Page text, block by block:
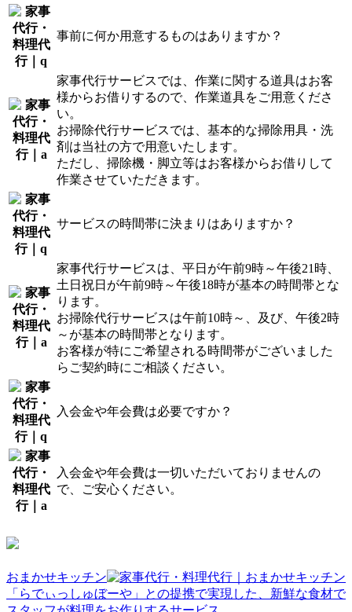
事前に何か用意するものはありますか？
家事代行サービスでは、作業に関する道具はお客
様からお借りするので、作業道具をご用意くださ
い。
お掃除代行サービスでは、基本的な掃除用具・洗
剤は当社の方で用意いたします。
ただし、掃除機・脚立等はお客様からお借りして
作業させていただきます。
サービスの時間帯に決まりはありますか？
家事代行サービスは、平日が午前9時～午後21時、
土日祝日が午前9時～午後18時が基本の時間帯とな
ります。
お掃除代行サービスは午前10時～、及び、午後2時
～が基本の時間帯となります。
お客様が特にご希望される時間帯がございました
らご契約時にご相談ください。
入会金や年会費は必要ですか？
入会金や年会費は一切いただいておりませんの
で、ご安心ください。
おまかせキッチン
「らでぃっしゅぼーや」との提携で実現した、新鮮な食材で